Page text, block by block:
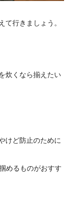
行きましょう。
炊くなら揃えたい
けど防止のために
めるものがおすす